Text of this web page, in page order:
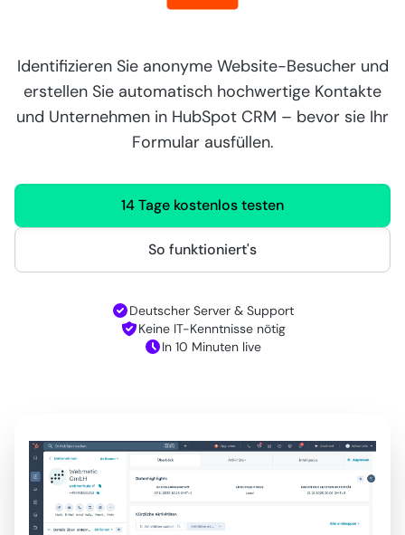
Identifizieren Sie anonyme Website-Besucher und
erstellen Sie automatisch hochwertige Kontakte
und Unternehmen in HubSpot CRM – bevor sie Ihr
Formular ausfüllen.
14 Tage kostenlos testen
So funktioniert's
Deutscher Server & Support
Keine IT-Kenntnisse nötig
In 10 Minuten live